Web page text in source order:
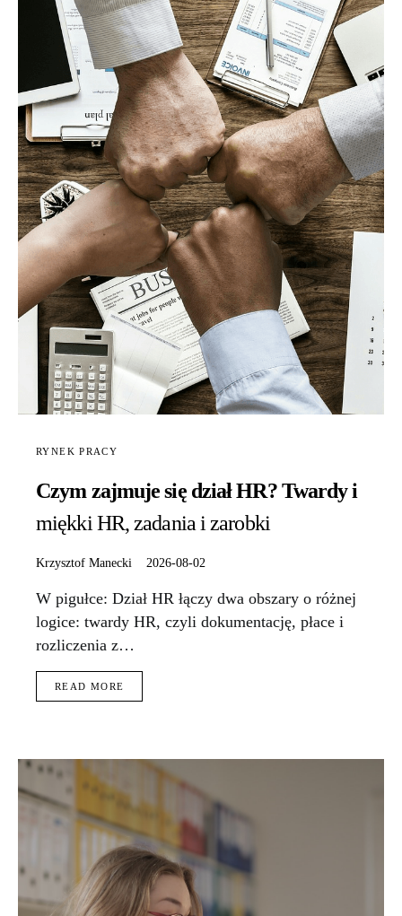
RYNEK PRACY
Czym zajmuje się dział HR? Twardy i
miękki HR, zadania i zarobki
Krzysztof Manecki 2026-08-02
W pigułce: Dział HR łączy dwa obszary o różnej
logice: twardy HR, czyli dokumentację, płace i
rozliczenia z…
READ MORE